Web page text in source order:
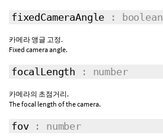
fixedCameraAngle : boolean
카메라 앵글 고정.
Fixed camera angle.
focalLength : number
카메라의 초점거리.
The focal length of the camera.
fov: number